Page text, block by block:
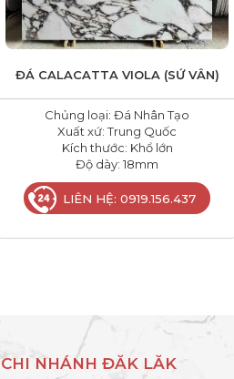
ĐÁ CALACATTA VIOLA (SỨ VÂN)
Chủng loại: Đá Nhân Tạo
Xuất xứ: Trung Quốc
Kích thước: Khổ lớn
Độ dày: 18mm
LIÊN HỆ: 0919.156.437
CHI NHÁNH ĐĂK LĂK